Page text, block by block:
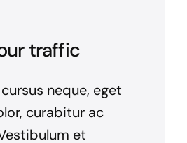
traffic
neque, eget
curabitur ac
et